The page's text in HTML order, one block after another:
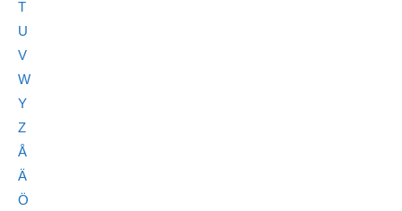
T
U
V
W
Y
Z
Å
Ä
Ö